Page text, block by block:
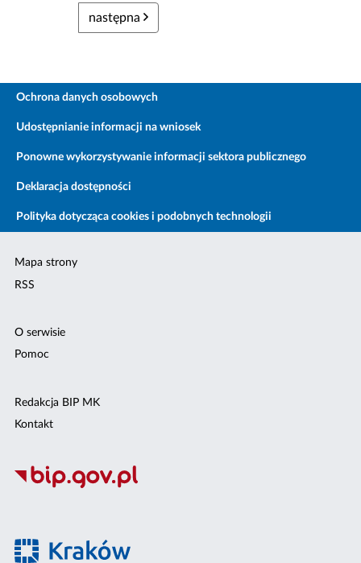
następna
Ochrona danych osobowych
Udostępnianie informacji na wniosek
Ponowne wykorzystywanie informacji sektora publicznego
Deklaracja dostępności
Polityka dotycząca cookies i podobnych technologii
Mapa strony
RSS
O serwisie
Pomoc
Redakcja BIP MK
Kontakt